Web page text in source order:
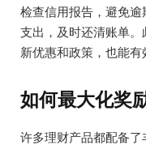
检查信用报告，避免逾
支出，及时还清账单
新优惠和政策，也能有
如何最大化奖
许多理财产品都配备